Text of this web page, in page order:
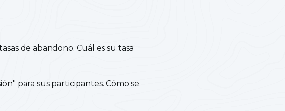
de abandono. Cuál es su tasa
para sus participantes. Cómo se